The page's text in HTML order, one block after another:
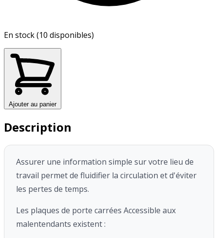
En stock (10 disponibles)
Ajouter au panier
Description
Assurer une information simple sur votre lieu de
travail permet de fluidifier la circulation et d'éviter
les pertes de temps.
Les plaques de porte carrées Accessible aux
malentendants existent :